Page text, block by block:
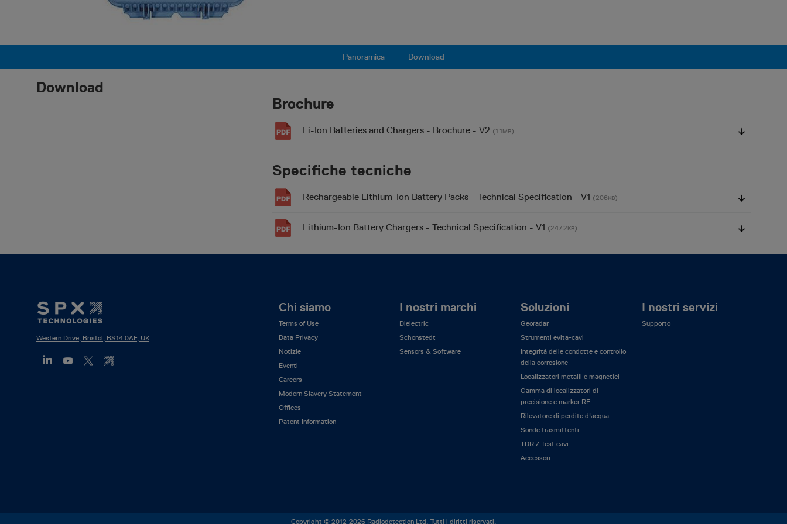
Panoramica Download
Download
Brochure
Li-Ion Batteries and Chargers - Brochure - V2 (1.1MB)
Specifiche tecniche
Rechargeable Lithium-Ion Battery Packs - Technical Specification - V1 (206KB)
Lithium-Ion Battery Chargers - Technical Specification - V1 (247.2KB)
Western Drive, Bristol, BS14 0AF, UK
Footer
Mega
Menu
(IT)
Chi siamo
Terms of Use
Data Privacy
Notizie
Eventi
Careers
Modern Slavery Statement
Offices
Patent Information
I nostri marchi
Dielectric
Schonstedt
Sensors & Software
Soluzioni
Georadar
Strumenti evita-cavi
Integrità delle condotte e controllo
della corrosione
Localizzatori metalli e magnetici
Gamma di localizzatori di
precisione e marker RF
Rilevatore di perdite d'acqua
Sonde trasmittenti
TDR / Test cavi
Accessori
I nostri servizi
Supporto
Copyright © 2012-2026 Radiodetection Ltd. Tutti i diritti riservati.